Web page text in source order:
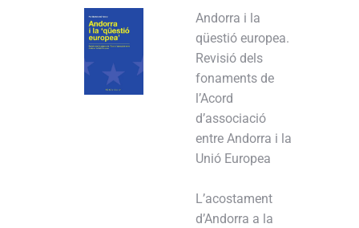
Andorra i la
qüestió europea.
Revisió dels
fonaments de
l’Acord
d’associació
entre Andorra i la
Unió Europea
L’acostament
d’Andorra a la